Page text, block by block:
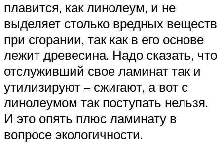
плавится, как линолеум, и не
выделяет столько вредных веществ
при сгорании, так как в его основе
лежит древесина. Надо сказать, что
отслуживший свое ламинат так и
утилизируют – сжигают, а вот с
линолеумом так поступать нельзя.
И это опять плюс ламинату в
вопросе экологичности.